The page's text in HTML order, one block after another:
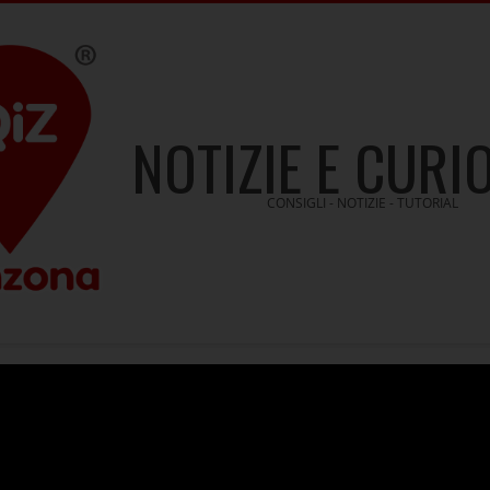
NOTIZIE ECONSIGLI - NOTIZIE - TUTORIAL